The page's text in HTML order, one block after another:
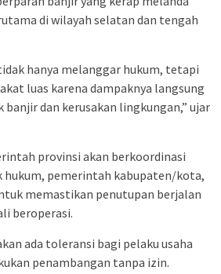
di wilayah selatan dan tengah
hanya melanggar hukum, tetapi
luas karena dampaknya langsung
dan kerusakan lingkungan,” ujar
provinsi akan berkoordinasi
hukum, pemerintah kabupaten/kota,
memastikan penutupan berjalan
beroperasi.
ada toleransi bagi pelaku usaha
penambangan tanpa izin.